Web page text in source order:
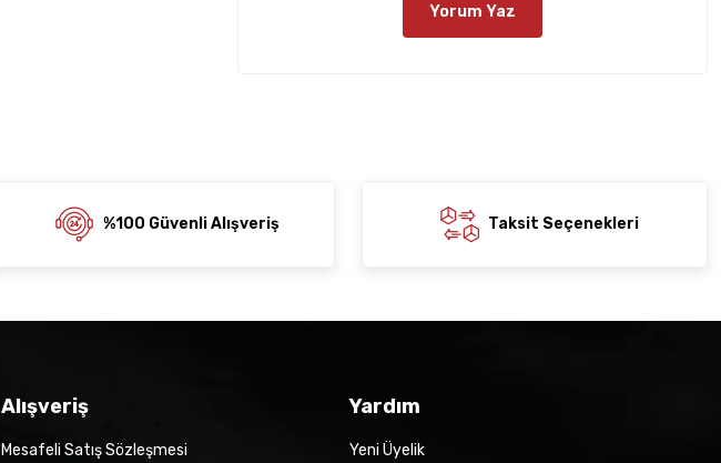
Yorum Yaz
%100 Güvenli Alışveriş Taksit Seçenekleri
Alışveriş
Mesafeli Satış Sözleşmesi
Yardım
Yeni Üyelik